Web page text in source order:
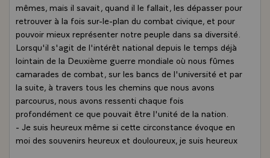
mêmes, mais il savait, quand il le fallait, les dépasser pour
retrouver à la fois sur-le-plan du combat civique, et pour
pouvoir mieux représenter notre peuple dans sa diversité.
Lorsqu'il s'agit de l'intérêt national depuis le temps déjà
lointain de la Deuxième guerre mondiale où nous fûmes
camarades de combat, sur les bancs de l'université et par
la suite, à travers tous les chemins que nous avons
parcourus, nous avons ressenti chaque fois
profondément ce que pouvait être l'unité de la nation.
- Je suis heureux même si cette circonstance évoque en
moi des souvenirs heureux et douloureux, je suis heureux